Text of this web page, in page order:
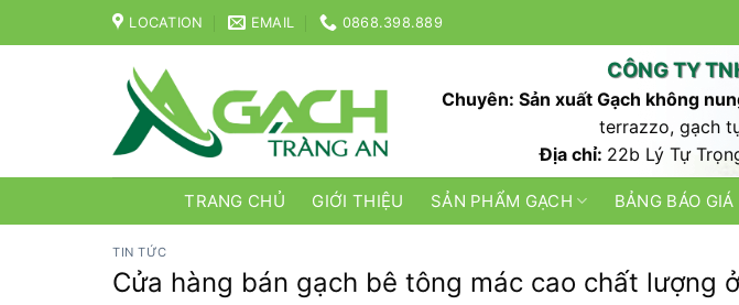
to
LOCATION EMAIL 0868.398.889
CÔNG TY
Chuyên: Sản xuất Gạch không
terrazzo, gạch
Địa chỉ: 22b Lý Tự
TRANG CHỦ GIỚI THIỆU SẢN PHẨM GẠCH BẢNG BÁO GIÁ
TIN TỨC
Cửa hàng bán gạch bê tông mác cao chất lượng